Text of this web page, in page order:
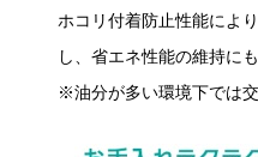
ホコリ付着防止性能によ
し、省エネ性能の維持に
※油分が多い環境下では交